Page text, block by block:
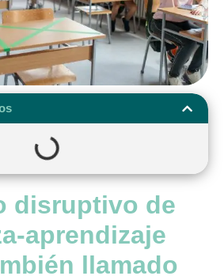
disruptivo de
aprendizaje
llamado